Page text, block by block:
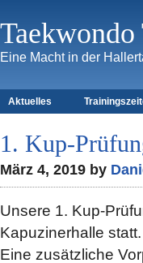
Eine Macht in der
Aktuelles
1. Kup-
März 4, 2019 by
Unsere 1. Kup-
Kapuzinerhalle statt.
Eine zusätzliche